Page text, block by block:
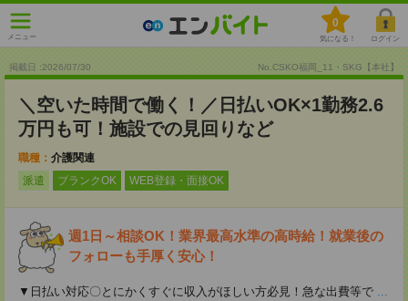
メニュー
0
気になる！ ログイン
掲載日 :2026/07/30 No.CSKO福岡_11・SKG【本社】
＼空いた時間で働く！／日払いOK×1勤務2.6
万円も可！施設での見回りなど
職種： 介護関連
派遣
ブランクOK WEB登録・面接OK
週1日～相談OK！業界最高水準の高時給！就業後の
フォローも手厚く安心！
▼日払い対応〇とにかくすぐに収入がほしい方必見！急な出費等で ...